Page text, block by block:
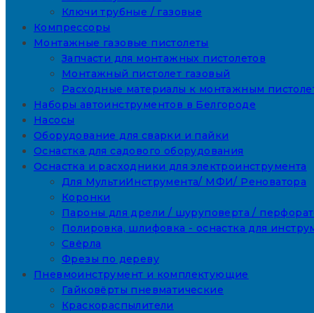
Ключи трубные / газовые
Компрессоры
Монтажные газовые пистолеты
Запчасти для монтажных пистолетов
Монтажный пистолет газовый
Расходные материалы к монтажным
Наборы автоинструментов в Белгороде
Насосы
Оборудование для сварки и пайки
Оснастка для садового оборудования
Оснастка и расходники для электроинструмента
Для МультиИнструмента/ МФИ/ Реноватора
Коронки
Пароны для дрели / шуруповерта /
Полировка, шлифовка - оснастка для
Свёрла
Фрезы по дереву
Пневмоинструмент и комплектующие
Гайковёрты пневматические
Краскораспылители